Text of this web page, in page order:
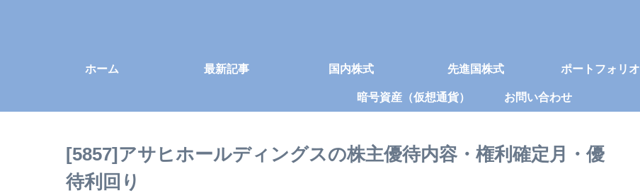
ホーム 最新記事 国内株式 先進国株式 ポートフォリオ
暗号資産（仮想通貨） お問い合わせ
[5857]アサヒホールディングスの株主優待内容・権利確定月・優
待利回り